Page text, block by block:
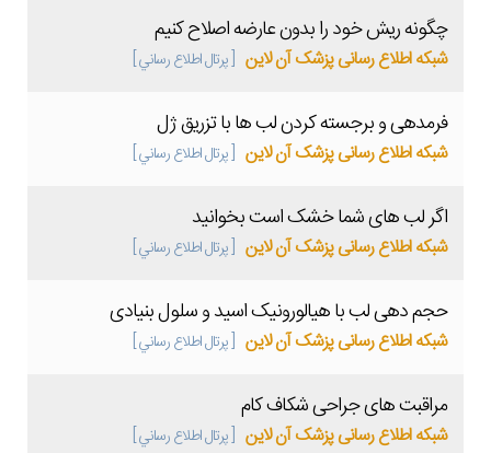
چگونه ریش خود را بدون عارضه اصلاح کنیم
شبکه اطلاع رسانی پزشک آن لاین [ پرتال اطلاع رساني ]
فرمدهی و برجسته کردن لب ها با تزریق ژل
شبکه اطلاع رسانی پزشک آن لاین [ پرتال اطلاع رساني ]
اگر لب های شما خشک است بخوانید
شبکه اطلاع رسانی پزشک آن لاین [ پرتال اطلاع رساني ]
حجم دهی لب با هیالورونیک اسید و سلول بنیادی
شبکه اطلاع رسانی پزشک آن لاین [ پرتال اطلاع رساني ]
مراقبت های جراحی شکاف کام
شبکه اطلاع رسانی پزشک آن لاین [ پرتال اطلاع رساني ]